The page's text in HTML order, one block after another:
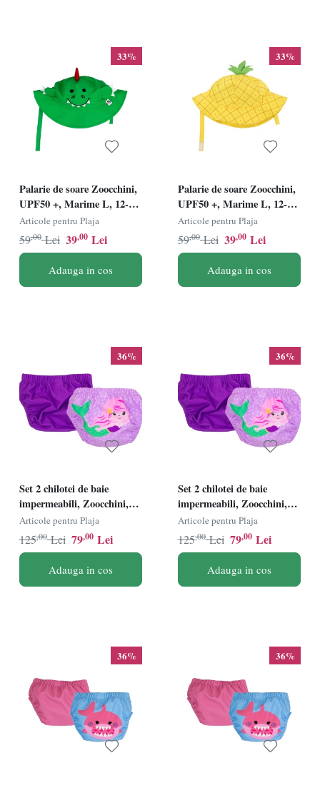
33%
Palarie de soare Zoocchini,
UPF50 +, Marime L, 12-24
Luni - Dino
Articole pentru Plaja
39,00 Lei
59,00 Lei
Adauga in cos
33%
Palarie de soare Zoocchini,
UPF50 +, Marime L, 12-24
Luni - Ananas
Articole pentru Plaja
39,00 Lei
59,00 Lei
Adauga in cos
36%
Set 2 chilotei de baie
impermeabili, Zoocchini,
protectie UPF50+, marime
L, 24-36 Luni Ã¢â‚¬â€œ
Sirena
Articole pentru Plaja
79,00 Lei
125,00 Lei
Adauga in cos
36%
Set 2 chilotei de baie
impermeabili, Zoocchini,
protectie UPF50+, marime
M, 12-24 Luni Ã¢â‚¬â€œ
Sirena
Articole pentru Plaja
79,00 Lei
125,00 Lei
Adauga in cos
36% 36%